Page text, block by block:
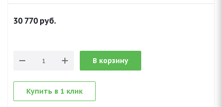
30 770руб.
В корзину
Купить в 1 клик